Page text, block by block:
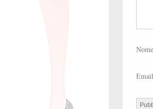
Nome
Email